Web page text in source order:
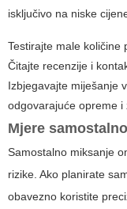
isključivo na niske
Testirajte male količine
Čitajte recenzije i
Izbjegavajte miješanje
odgovarajuće opreme i
Mjere
Samostalno miksanje
rizike. Ako planirate
obavezno koristite